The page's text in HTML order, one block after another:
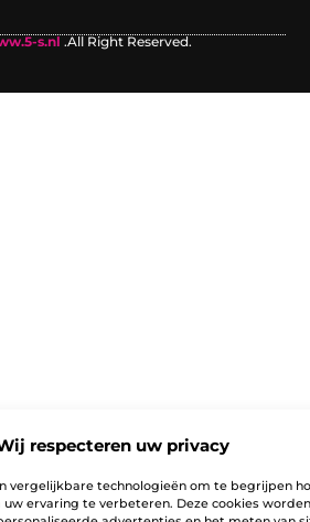
respecteren uw privacy
vergelijkbare technologieën om te begrijpen
ervaring te verbeteren. Deze cookies
s.nl .All Right Reserved.